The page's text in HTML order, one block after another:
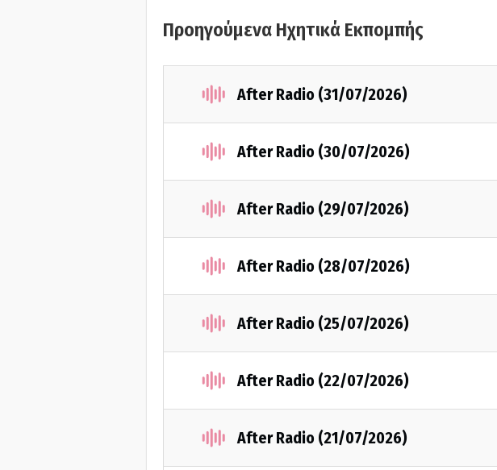
Προηγούμενα Ηχητικά Εκπομπής
After Radio (31/07/2026)
After Radio (30/07/2026)
After Radio (29/07/2026)
After Radio (28/07/2026)
After Radio (25/07/2026)
After Radio (22/07/2026)
After Radio (21/07/2026)